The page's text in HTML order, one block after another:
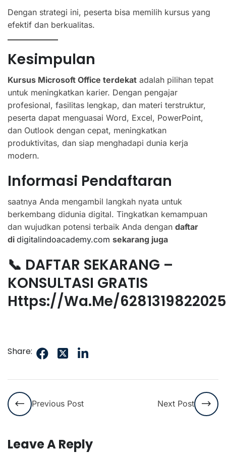
Dengan strategi ini, peserta bisa memilih kursus yang
efektif dan berkualitas.
Kesimpulan
Kursus Microsoft Office terdekat adalah pilihan tepat
untuk meningkatkan karier. Dengan pengajar
profesional, fasilitas lengkap, dan materi terstruktur,
peserta dapat menguasai Word, Excel, PowerPoint,
dan Outlook dengan cepat, meningkatkan
produktivitas, dan siap menghadapi dunia kerja
modern.
Informasi Pendaftaran
saatnya Anda mengambil langkah nyata untuk
berkembang didunia digital. Tingkatkan kemampuan
dan wujudkan potensi terbaik Anda dengan daftar
di digitalindoacademy.com sekarang juga
📞 DAFTAR SEKARANG –
KONSULTASI GRATIS
Https://wa.me/6281319822025
Share:
Previous Post Next Post
Leave A Reply